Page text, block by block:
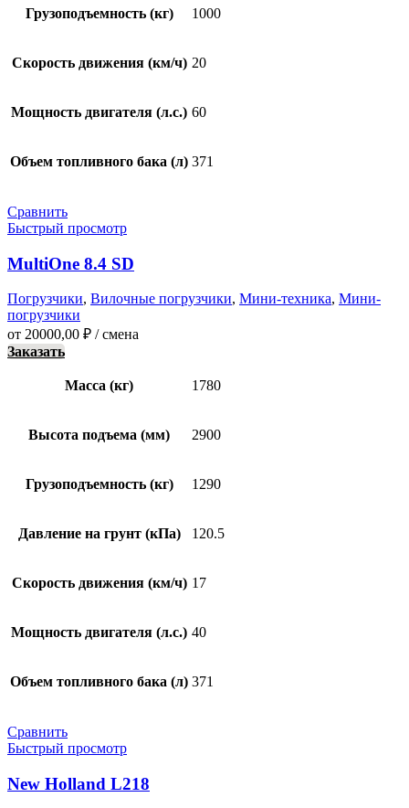
Грузоподъемность (кг) 1000
Скорость движения (км/ч) 20
Мощность двигателя (л.с.) 60
Объем топливного бака (л) 371
Сравнить
Быстрый просмотр
MultiOne 8.4 SD
Погрузчики, Вилочные погрузчики, Мини-техника, Мини-
погрузчики
от 20000,00 ₽ / смена
Заказать
Масса (кг) 1780
Высота подъема (мм) 2900
Грузоподъемность (кг) 1290
Давление на грунт (кПа) 120.5
Скорость движения (км/ч) 17
Мощность двигателя (л.с.) 40
Объем топливного бака (л) 371
Сравнить
Быстрый просмотр
New Holland L218